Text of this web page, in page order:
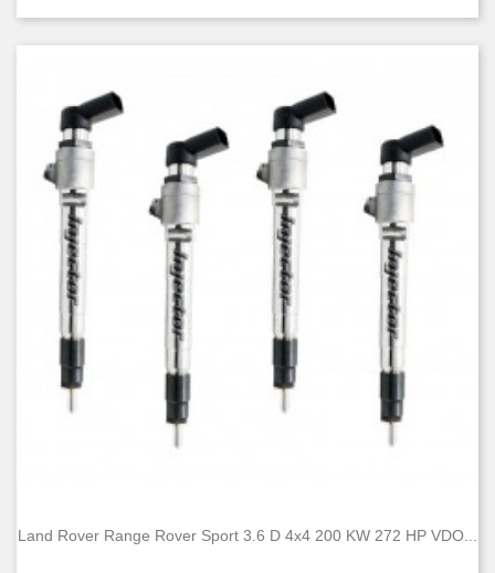
Land Rover Range Rover Sport 3.6 D 4x4 200 KW 272 HP VDO...